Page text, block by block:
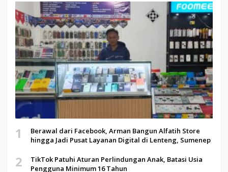
1
Berawal dari Facebook, Arman Bangun Alfatih Store
hingga Jadi Pusat Layanan Digital di Lenteng, Sumenep
2
TikTok Patuhi Aturan Perlindungan Anak, Batasi Usia
Pengguna Minimum 16 Tahun